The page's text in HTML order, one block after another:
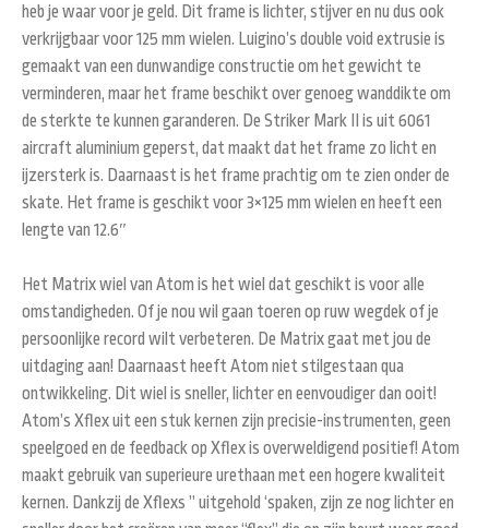
heb je waar voor je geld. Dit frame is lichter, stijver en nu dus ook
verkrijgbaar voor 125 mm wielen. Luigino’s double void extrusie is
gemaakt van een dunwandige constructie om het gewicht te
verminderen, maar het frame beschikt over genoeg wanddikte om
de sterkte te kunnen garanderen. De Striker Mark II is uit 6061
aircraft aluminium geperst, dat maakt dat het frame zo licht en
ijzersterk is. Daarnaast is het frame prachtig om te zien onder de
skate. Het frame is geschikt voor 3×125 mm wielen en heeft een
lengte van 12.6″
Het Matrix wiel van Atom is het wiel dat geschikt is voor alle
omstandigheden. Of je nou wil gaan toeren op ruw wegdek of je
persoonlijke record wilt verbeteren. De Matrix gaat met jou de
uitdaging aan! Daarnaast heeft Atom niet stilgestaan qua
ontwikkeling. Dit wiel is sneller, lichter en eenvoudiger dan ooit!
Atom’s Xflex uit een stuk kernen zijn precisie-instrumenten, geen
speelgoed en de feedback op Xflex is overweldigend positief! Atom
maakt gebruik van superieure urethaan met een hogere kwaliteit
kernen. Dankzij de Xflexs ” uitgehold ‘spaken, zijn ze nog lichter en